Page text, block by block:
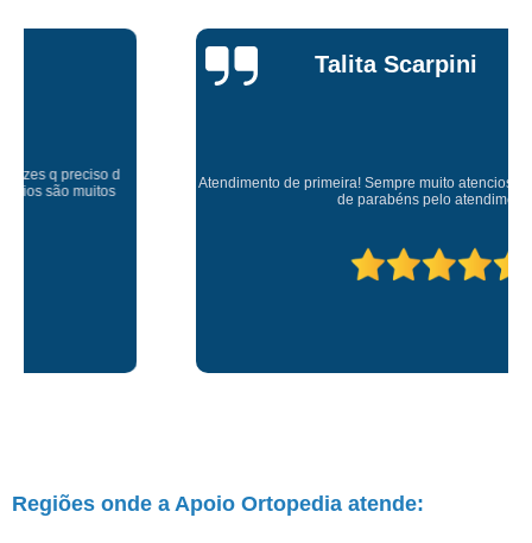
Talita Scarpini
Atendimento de primeira! Sempre muito atenciosos com a gente, Silvete tá
de parabéns pelo atendimento.
Regiões onde a Apoio Ortopedia atende: